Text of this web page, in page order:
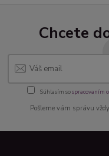
Chcete
Súhlasím sospracovaním
Pošleme vám správu